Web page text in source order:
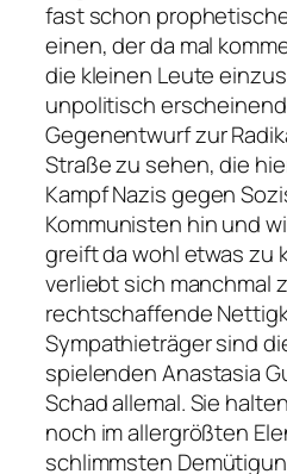
fast schon
einen, der da mal
die kleinen Leute
unpolitisch
Gegenentwurf zur
Straße zu sehen, die
Kampf Nazis gegen
Kommunisten hin und
greift da wohl etwas zu
verliebt sich manchmal
rechtschaffende
Sympathieträger sind
spielenden Anastasia
Schad allemal. Sie
noch im allergrößten
schlimmsten